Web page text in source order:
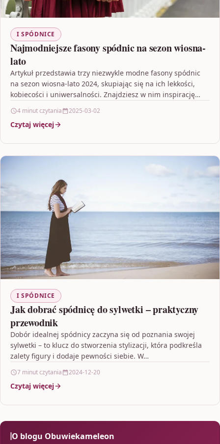
I SPÓDNICE
Najmodniejsze fasony spódnic na sezon wiosna-
lato
Artykuł przedstawia trzy niezwykle modne fasony spódnic
na sezon wiosna-lato 2024, skupiając się na ich lekkości,
kobiecości i uniwersalności. Znajdziesz w nim inspirację
4 minut czytania 2025-03-02
Czytaj więcej
I SPÓDNICE
Jak dobrać spódnicę do sylwetki – praktyczny
przewodnik
Dobór idealnej spódnicy zaczyna się od poznania swojej
sylwetki – to klucz do stworzenia stylizacji, która podkreśla
zalety figury i dodaje pewności siebie. W…
7 minut czytania 2024-12-20
Czytaj więcej
O blogu Obuwiekameleon